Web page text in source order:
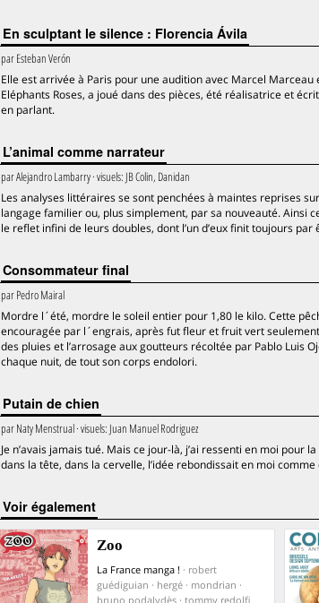
En sculptant le silence : Florencia Ávila
parEsteban Verón
Elle est arrivée à Paris pour une audition avec Marcel
Eléphants Roses, a joué dans des pièces, été réalisatrice et
en parlant.
L’animal comme narrateur
parAlejandro Lambarry· visuels: JB Colin, Danidan
Les analyses littéraires se sont penchées à maintes reprises
langage familier ou, plus simplement, par sa nouveauté. Ainsi
le reflet infini de leurs doubles, dont l’un d’eux finit toujours par
Consommateur final
parPedro Mairal
Mordre l´été, mordre le soleil entier pour 1,80 le kilo. Cette
encouragée par l´engrais, après fut fleur et fruit vert
des pluies et l’arrosage aux goutteurs récoltée par Pablo Luis
chaque nuit, de tout son corps endolori.
Putain de chien
parNaty Menstrual· visuels: Juan Manuel Rodriguez
Je n’avais jamais tué. Mais ce jour-là, j’ai ressenti en moi pour
dans la tête, dans la cervelle, l’idée rebondissait en moi
voir également
Zoo
La France manga ! · robert
guédiguian · hergé · mondrian ·
bruno podalydès · tommy redolfi